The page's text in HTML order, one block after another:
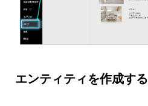
エンティティを作成する